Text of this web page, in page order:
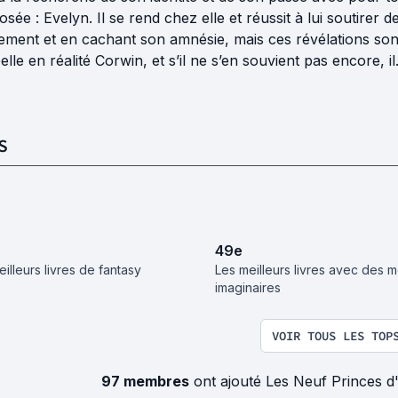
: Evelyn. Il se rend chez elle et réussit à lui soutirer
et en cachant son amnésie, mais ces révélations
en réalité Corwin, et s’il ne s’en souvient pas encore,
livres de fantasy
49e
Les meilleurs livres avec des
imaginaires
VOIR TOUS LES
97 membres ont ajouté Les Neuf Princes